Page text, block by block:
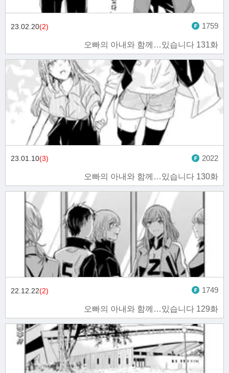
오빠의 아내와 함께…있습니다 131화
23.02.20(2) 1759
오빠의 아내와 함께…있습니다 130화
23.01.10(3) 2022
오빠의 아내와 함께…있습니다 129화
22.12.22(2) 1749